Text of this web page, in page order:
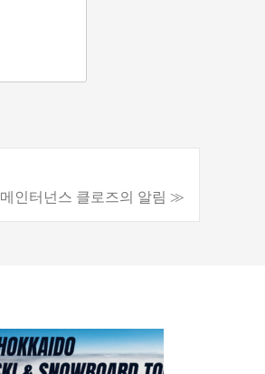
메인터넌스 클로즈의 알림 ≫